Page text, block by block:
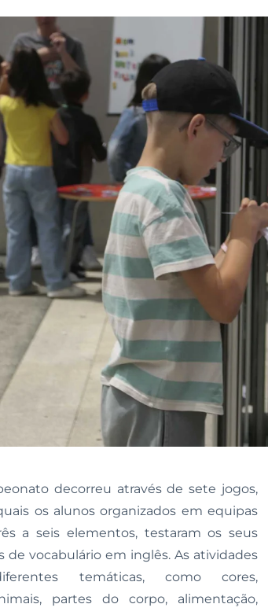
decorreu através de sete jogos,
os alunos organizados em equipas
a seis elementos, testaram os seus
de vocabulário em inglês. As atividades
temáticas, como cores,
partes do corpo, alimentação,